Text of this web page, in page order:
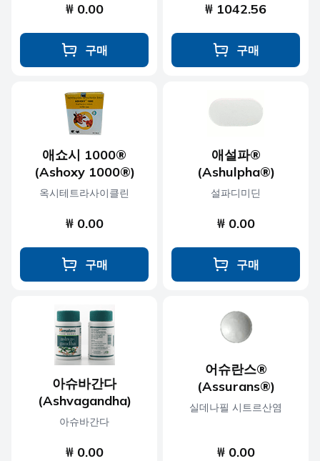
₩ 0.00
구매
₩ 1042.56
구매
애쇼시 1000®
(Ashoxy 1000®)
옥시테트라사이클린
₩ 0.00
구매
애설파®
(Ashulpha®)
설파디미딘
₩ 0.00
구매
아슈바간다
(Ashvagandha)
아슈바간다
₩ 0.00
어슈란스®
(Assurans®)
실데나필 시트르산염
₩ 0.00